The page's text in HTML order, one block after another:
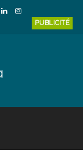
PUBLICITÉ